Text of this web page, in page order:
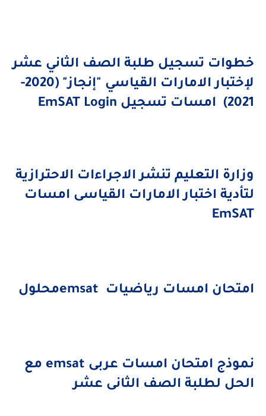
تسجيل طلبة الصف الثاني عشر
لإختبار الامارات القياسي "إنجاز" (2020-
امسات تسجيلEmSAT Login
التعليم تنشر الاجراءات الاحترازية
اختبار الامارات القياسى امسات
امسات رياضياتemsatمحلول
امتحان امسات عربىemsatمع
لطلبة الصف الثانى عشر